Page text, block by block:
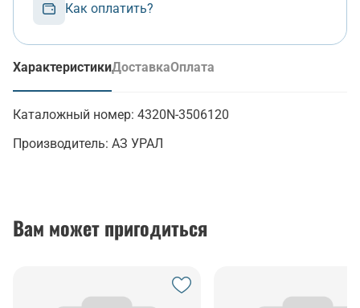
Как оплатить?
Характеристики
(активная вкладка)
ДоставкаОплата
Каталожный номер: 4320N-3506120
Производитель: АЗ УРАЛ
Вам может пригодиться